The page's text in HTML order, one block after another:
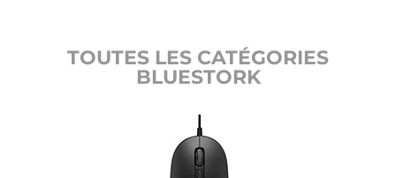
TOUTES LES CATÉGORIES
BLUESTORK